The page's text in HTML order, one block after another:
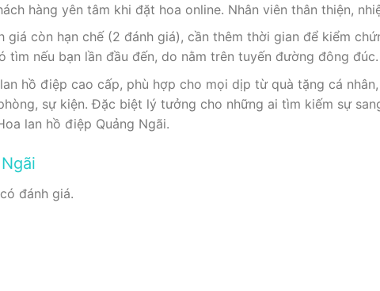
hàng yên tâm khi đặt hoa online. Nhân viên thân thiện,
giá còn hạn chế (2 đánh giá), cần thêm thời gian để kiểm
tìm nếu bạn lần đầu đến, do nằm trên tuyến đường đông đúc.
hồ điệp cao cấp, phù hợp cho mọi dịp từ quà tặng cá
sự kiện. Đặc biệt lý tưởng cho những ai tìm kiếm sự
lan hồ điệp Quảng Ngãi.
đánh giá.